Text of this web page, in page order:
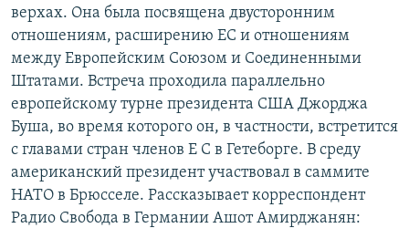
верхах. Она была посвящена двусторонним
отношениям, расширению ЕС и отношениям
между Европейским Союзом и Соединенными
Штатами. Встреча проходила параллельно
европейскому турне президента США Джорджа
Буша, во время которого он, в частности, встретится
с главами стран членов Е С в Гетеборге. В среду
американский президент участвовал в саммите
НАТО в Брюсселе. Рассказывает корреспондент
Радио Свобода в Германии Ашот Амирджанян: